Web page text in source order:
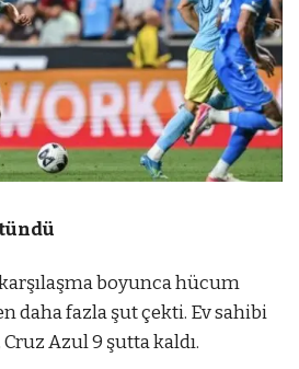
boyunca hücum
daha fazla şut çekti. Ev sahibi
Azul 9 şutta kaldı.